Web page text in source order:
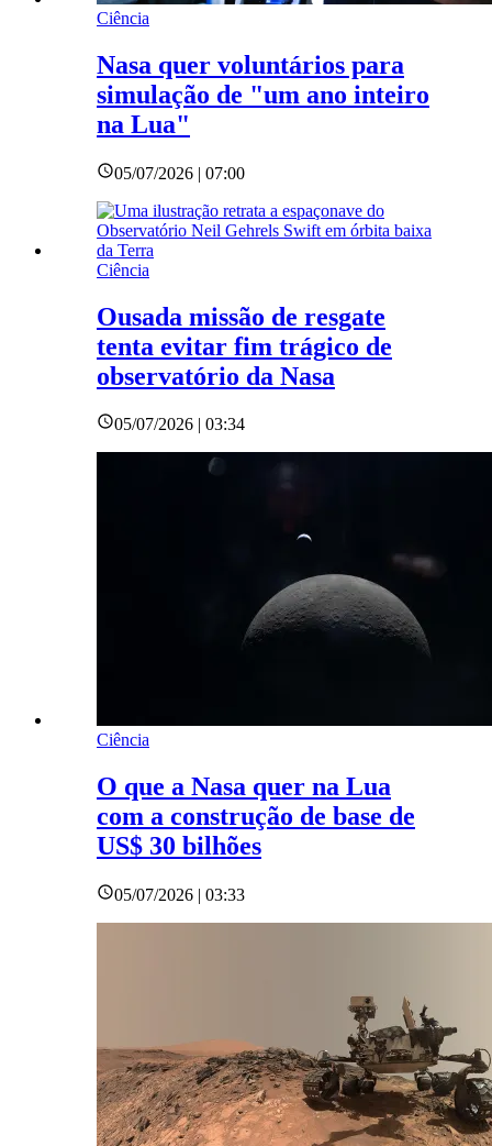
Ciência
Nasa quer voluntários para
simulação de "um ano inteiro
na Lua"
05/07/2026 | 07:00
Ciência
Ousada missão de resgate
tenta evitar fim trágico de
observatório da Nasa
05/07/2026 | 03:34
Ciência
O que a Nasa quer na Lua
com a construção de base de
US$ 30 bilhões
05/07/2026 | 03:33